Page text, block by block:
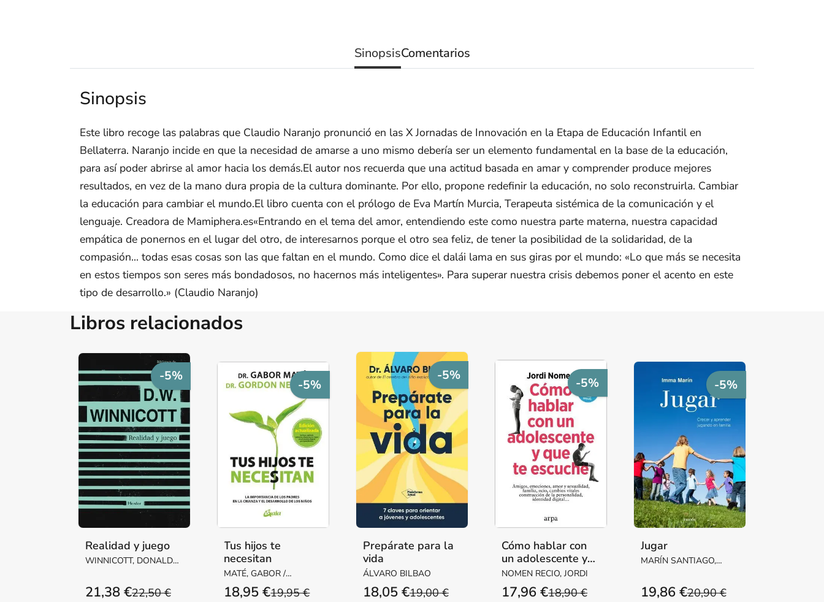
SinopsisComentarios
Sinopsis
Este libro recoge las palabras que Claudio Naranjo pronunció en las X Jornadas de Innovación en la Etapa de Educación Infantil en
Bellaterra. Naranjo incide en que la necesidad de amarse a uno mismo debería ser un elemento fundamental en la base de la educación,
para así poder abrirse al amor hacia los demás.El autor nos recuerda que una actitud basada en amar y comprender produce mejores
resultados, en vez de la mano dura propia de la cultura dominante. Por ello, propone redefinir la educación, no solo reconstruirla. Cambiar
la educación para cambiar el mundo.El libro cuenta con el prólogo de Eva Martín Murcia, Terapeuta sistémica de la comunicación y el
lenguaje. Creadora de Mamiphera.es«Entrando en el tema del amor, entendiendo este como nuestra parte materna, nuestra capacidad
empática de ponernos en el lugar del otro, de interesarnos porque el otro sea feliz, de tener la posibilidad de la solidaridad, de la
compasión... todas esas cosas son las que faltan en el mundo. Como dice el dalái lama en sus giras por el mundo: «Lo que más se necesita
en estos tiempos son seres más bondadosos, no hacernos más inteligentes». Para superar nuestra crisis debemos poner el acento en este
tipo de desarrollo.» (Claudio Naranjo)
Libros relacionados
-5%
Realidad y juego
WINNICOTT, DONALD
22,50 €
21,38 €
-5%
Tus hijos te
necesitan
MATÉ, GABOR /
NEUFELD, GORDON
19,95 €
18,95 €
-5%
Prepárate para la
vida
ÁLVARO BILBAO
19,00 €
18,05 €
-5%
Cómo hablar con
un adolescente y
que te escuche
NOMEN RECIO, JORDI
18,90 €
17,96 €
-5%
Jugar
MARÍN SANTIAGO,
20,90 €
19,86 €